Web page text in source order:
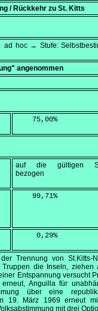
/ Rückkehr zu St. Kitts
hoc → Stufe:
angenommen
    75,00
%
auf die gültigen
bezogen
    99,71
%
     0,29
%
Trennung von St.Kitts-
Truppen die Inseln, ziehen
Entspannung versucht
erneut, Anguilla für
über eine
19. März 1969erneut
mit drei